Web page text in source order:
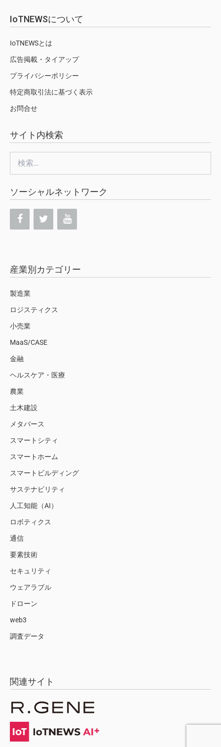
IoTNEWSについて
IoTNEWSとは
広告掲載・タイアップ
プライバシーポリシー
特定商取引法に基づく表示
お問合せ
サイト内検索
索:
ソーシャルネットワーク
産業別カテゴリー
製造業
ロジスティクス
小売業
MaaS/CASE
金融
ヘルスケア・医療
農業
土木建設
メタバース
スマートシティ
スマートホーム
スマートビルディング
サステナビリティ
人工知能（AI）
ロボティクス
通信
要素技術
セキュリティ
ウェアラブル
ドローン
web3
調査データ
関連サイト